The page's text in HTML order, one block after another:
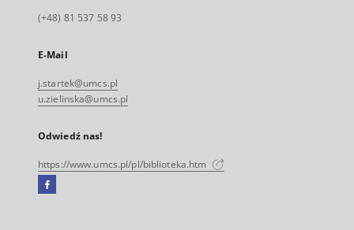
(+48) 81 537 58 93
E-Mail
j.startek@umcs.pl
u.zielinska@umcs.pl
Odwiedź nas!
https://www.umcs.pl/pl/biblioteka.htm
Facebook